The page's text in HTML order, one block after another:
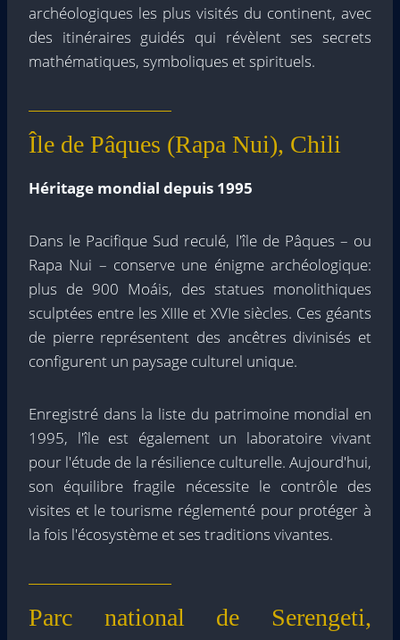
archéologiques les plus visités du continent, avec
des itinéraires guidés qui révèlent ses secrets
mathématiques, symboliques et spirituels.
Île de Pâques (Rapa Nui), Chili
Héritage mondial depuis 1995
Dans le Pacifique Sud reculé, l'île de Pâques – ou
Rapa Nui – conserve une énigme archéologique:
plus de 900 Moáis, des statues monolithiques
sculptées entre les XIIIe et XVIe siècles. Ces géants
de pierre représentent des ancêtres divinisés et
configurent un paysage culturel unique.
Enregistré dans la liste du patrimoine mondial en
1995, l'île est également un laboratoire vivant
pour l'étude de la résilience culturelle. Aujourd'hui,
son équilibre fragile nécessite le contrôle des
visites et le tourisme réglementé pour protéger à
la fois l'écosystème et ses traditions vivantes.
Parc national de Serengeti,